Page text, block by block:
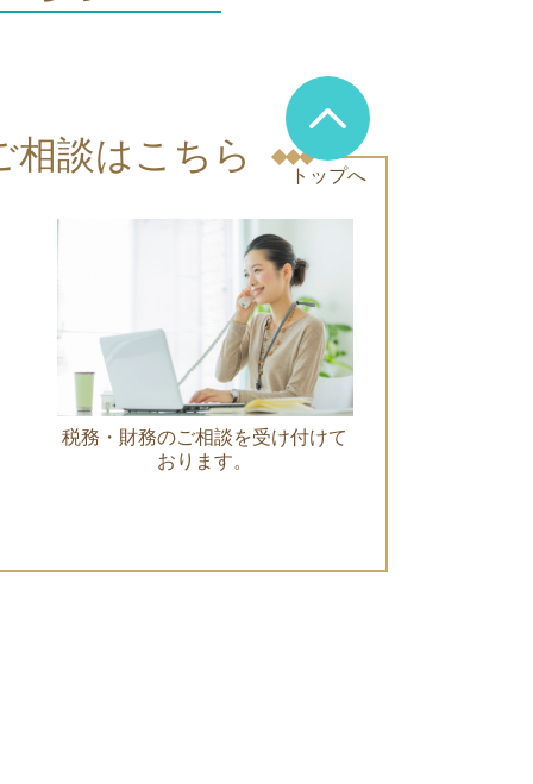
トップへ
相談はこちら
税務・財務のご相談を受け付けて
おります。